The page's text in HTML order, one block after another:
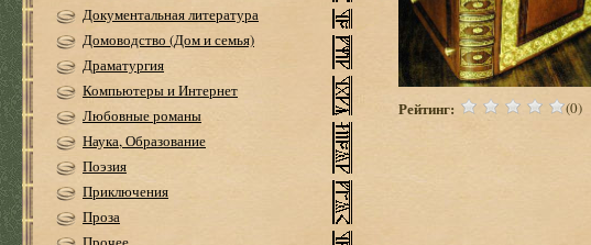
Документальная литература
Домоводство (Дом и семья)
Драматургия
Компьютеры и Интернет
Любовные романы
Наука, Образование
Поэзия
Приключения
Проза
Рейтинг: (0)